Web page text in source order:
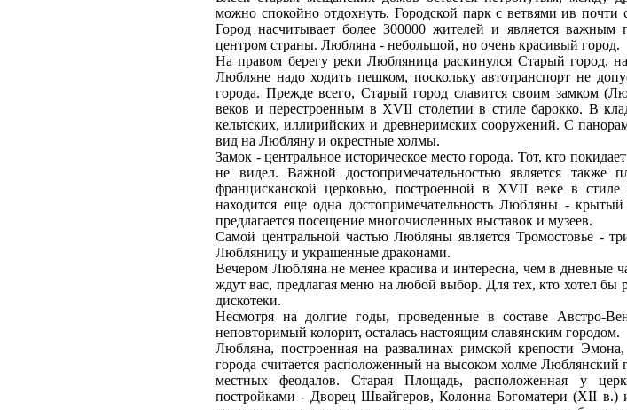
можно спокойно отдохнуть. Городской парк с ветвями ив
Город насчитывает более 300000 жителей и является важным
центром страны. Любляна - небольшой, но очень красивый город.
На правом берегу реки Любляница раскинулся Старый город,
Любляне надо ходить пешком, поскольку автотранспорт не
города. Прежде всего, Старый город славится своим замком
веков и перестроенным в XVII столетии в стиле барокко. В
кельтских, иллирийских и древнеримских сооружений. С
вид на Любляну и окрестные холмы.
Замок - центральное историческое место города. Тот, кто
не видел. Важной достопримечательностью является
францисканской церковью, построенной в XVII веке в
находится еще одна достопримечательность Любляны -
предлагается посещение многочисленных выставок и музеев.
Самой центральной частью Любляны является Тромостовье -
Любляницу и украшенные драконами.
Вечером Любляна не менее красива и интересна, чем в дневные
ждут вас, предлагая меню на любой выбор. Для тех, кто хотел бы
дискотеки.
Несмотря на долгие годы, проведенные в составе Австро-
неповторимый колорит, осталась настоящим славянским городом.
Любляна, построенная на развалинах римской крепости
города считается расположенный на высоком холме
местных феодалов. Старая Площадь, расположенная у
постройками - Дворец Швайгеров, Колонна Богоматери (XII в.)